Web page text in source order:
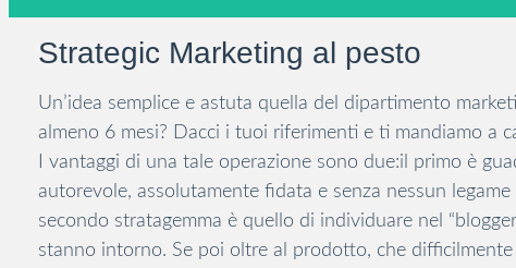
Strategic Marketing al pesto
Un’idea semplice e astuta quella del dipartimento
almeno 6 mesi? Dacci i tuoi riferimenti e ti mandiamo a
I vantaggi di una tale operazione sono due:il primo è
autorevole, assolutamente fidata e senza nessun
secondo stratagemma è quello di individuare nel
stanno intorno. Se poi oltre al prodotto, che